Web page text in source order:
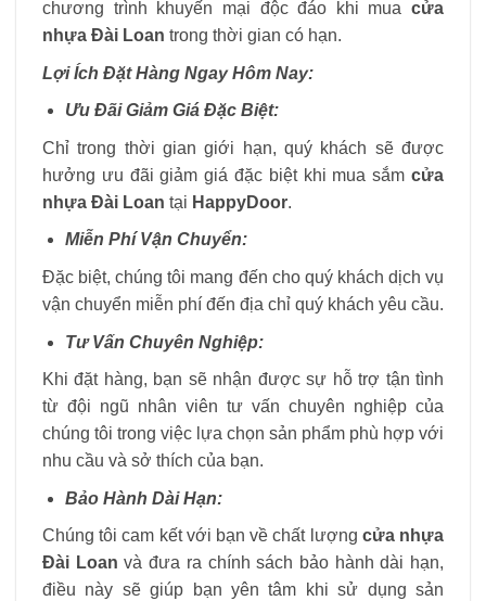
chương trình khuyến mại độc đáo khi mua cửa
nhựa Đài Loan trong thời gian có hạn.
Lợi Ích Đặt Hàng Ngay Hôm Nay:
Ưu Đãi Giảm Giá Đặc Biệt:
Chỉ trong thời gian giới hạn, quý khách sẽ được
hưởng ưu đãi giảm giá đặc biệt khi mua sắm cửa
nhựa Đài Loan tại HappyDoor.
Miễn Phí Vận Chuyển:
Đặc biệt, chúng tôi mang đến cho quý khách dịch vụ
vận chuyển miễn phí đến địa chỉ quý khách yêu cầu.
Tư Vấn Chuyên Nghiệp:
Khi đặt hàng, bạn sẽ nhận được sự hỗ trợ tận tình
từ đội ngũ nhân viên tư vấn chuyên nghiệp của
chúng tôi trong việc lựa chọn sản phẩm phù hợp với
nhu cầu và sở thích của bạn.
Bảo Hành Dài Hạn:
Chúng tôi cam kết với bạn về chất lượng cửa nhựa
Đài Loan và đưa ra chính sách bảo hành dài hạn,
điều này sẽ giúp bạn yên tâm khi sử dụng sản